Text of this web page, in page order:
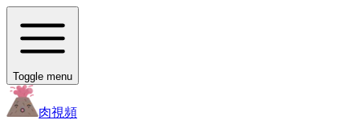
Toggle menu
肉視頻